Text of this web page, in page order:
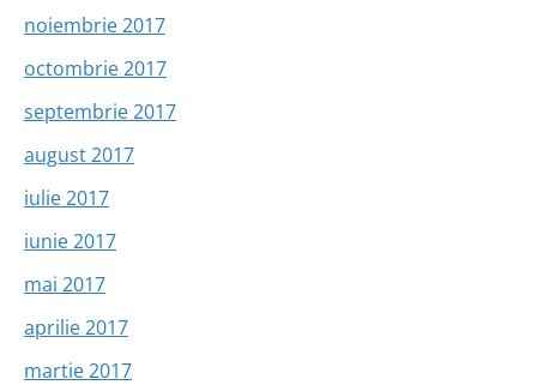
noiembrie 2017
octombrie 2017
septembrie 2017
august 2017
iulie 2017
iunie 2017
mai 2017
aprilie 2017
martie 2017